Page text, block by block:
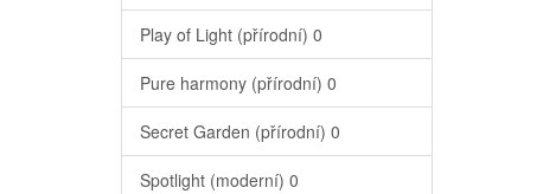
Play of Light (přírodní) 0
Pure harmony (přírodní) 0
Secret Garden (přírodní) 0
Spotlight (moderní) 0